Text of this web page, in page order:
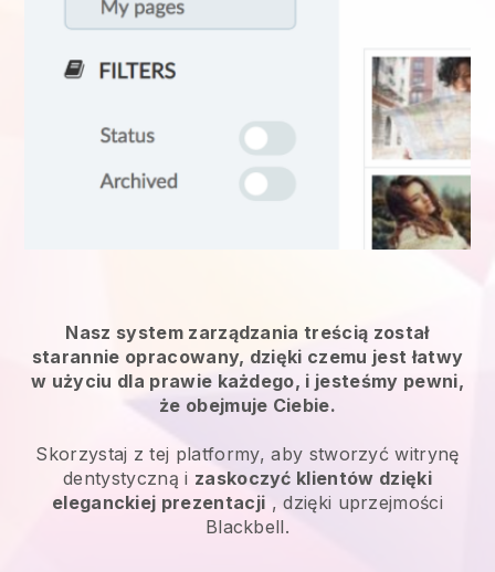
Nasz system zarządzania treścią został
starannie opracowany, dzięki czemu jest łatwy
w użyciu dla prawie każdego, i jesteśmy pewni,
że obejmuje Ciebie.
Skorzystaj z tej platformy, aby stworzyć witrynę
dentystyczną i zaskoczyć klientów dzięki
eleganckiej prezentacji , dzięki uprzejmości
Blackbell.